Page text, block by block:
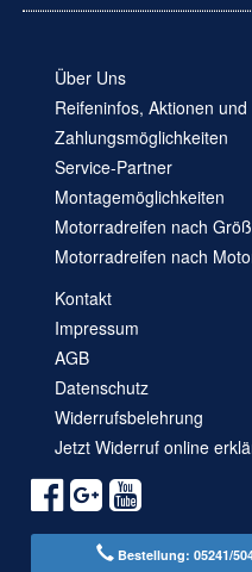
Über Uns
Reifeninfos, Aktionen
Zahlungsmöglichkeiten
Service-Partner
Montagemöglichkeiten
Motorradreifen nach
Motorradreifen nach
Kontakt
Impressum
AGB
Datenschutz
Widerrufsbelehrung
Jetzt Widerruf online
Bestellung: 05241/